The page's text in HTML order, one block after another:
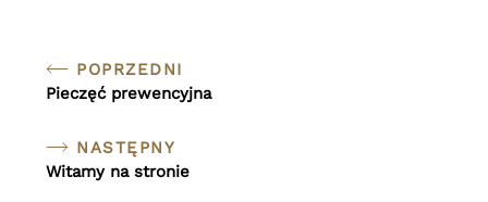
POPRZEDNI
Pieczęć prewencyjna
NASTĘPNY
Witamy na stronie